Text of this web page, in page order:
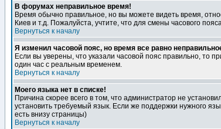
В форумах неправильное время!
Время обычно правильное, но вы можете видеть время,
Киев и т.д. Пожалуйста, учтите, что для смены часового
Вернуться к началу
Я изменил часовой пояс, но время все равно
Если вы уверены, что указали часовой пояс правильно, то
один час с реальным временем.
Вернуться к началу
Моего языка нет в списке!
Причина скорее всего в том, что администратор не
установить требуемый язык. Если же поддержки нужного
есть внизу страницы)
Вернуться к началу